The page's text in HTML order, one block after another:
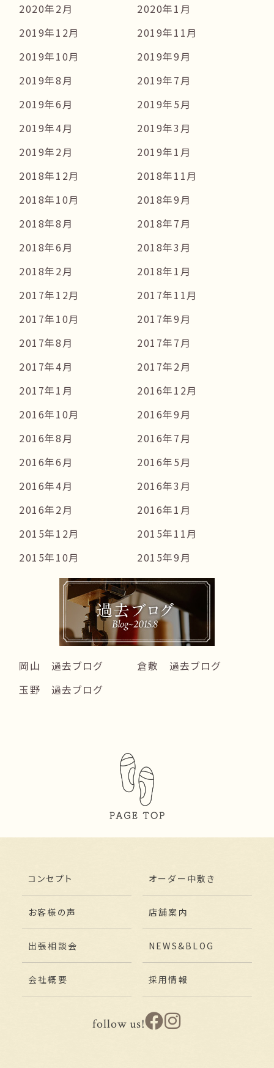
2020年2月
2020年1月
2019年12月
2019年11月
2019年10月
2019年9月
2019年8月
2019年7月
2019年6月
2019年5月
2019年4月
2019年3月
2019年2月
2019年1月
2018年12月
2018年11月
2018年10月
2018年9月
2018年8月
2018年7月
2018年6月
2018年3月
2018年2月
2018年1月
2017年12月
2017年11月
2017年10月
2017年9月
2017年8月
2017年7月
2017年4月
2017年2月
2017年1月
2016年12月
2016年10月
2016年9月
2016年8月
2016年7月
2016年6月
2016年5月
2016年4月
2016年3月
2016年2月
2016年1月
2015年12月
2015年11月
2015年10月
2015年9月
岡山 過去ブログ
倉敷 過去ブログ
玉野 過去ブログ
コンセプト オーダー中敷き
お客様の声 店舗案内
出張相談会 NEWS&BLOG
会社概要 採用情報
follow us!